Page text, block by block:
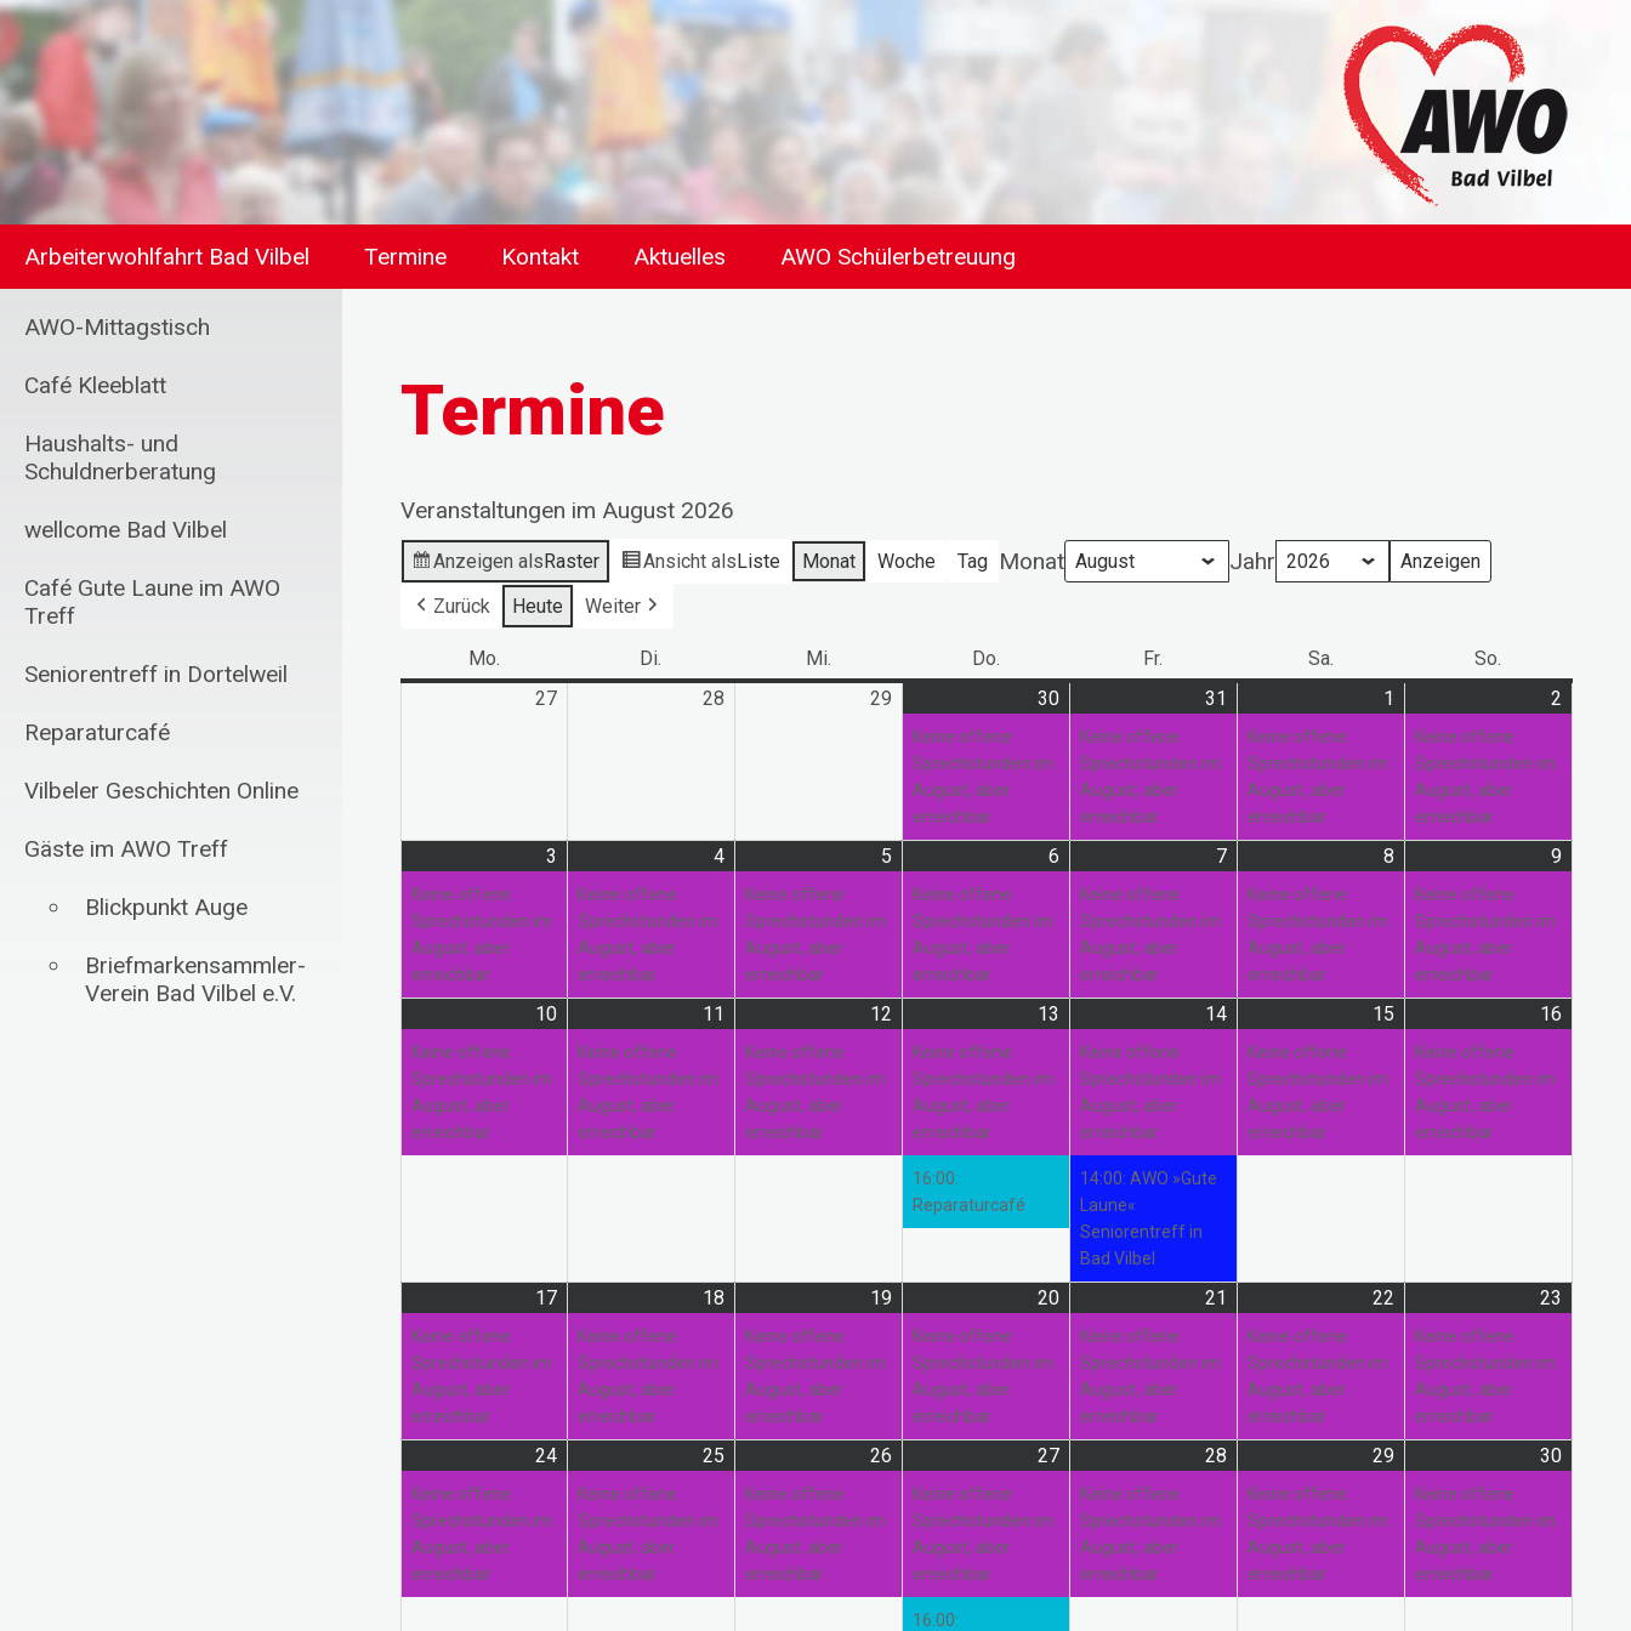
Arbeiterwohlfahrt Bad Vilbel Termine Kontakt Aktuelles AWO Schülerbetreuung
AWO-Mittagstisch
Café Kleeblatt
Haushalts- und
Schuldnerberatung
wellcome Bad Vilbel
Café Gute Laune im AWO
Treff
Seniorentreff in Dortelweil
Reparaturcafé
Vilbeler Geschichten Online
Gäste im AWO Treff
Blickpunkt Auge
Briefmarkensammler-
Verein Bad Vilbel e.V.
Termine
Veranstaltungen im August 2026
Anzeigen alsRaster Ansicht alsListe Monat Woche Tag Monat Jahr
Zurück Heute Weiter
Mo. Di. Mi. Do. Fr. Sa. So.
27
28 29
Juli
2026
30
Juli
2026
Veranstaltung)
Keine offene
Sprechstunden im
August, aber
erreichbar
31
Juli
2026
Veranstaltung)
Keine offene
Sprechstunden im
August, aber
erreichbar
1
August
2026
Veranstaltung)
Keine offene
Sprechstunden im
August, aber
erreichbar
2
Keine offene
Sprechstunden im
August, aber
erreichbar
3
August
2026
Veranstaltung)
Keine offene
Sprechstunden im
August, aber
erreichbar
4
August
2026
Veranstaltung)
Keine offene
Sprechstunden im
August, aber
erreichbar
5
August
2026
Veranstaltung)
Keine offene
Sprechstunden im
August, aber
erreichbar
6
August
2026
Veranstaltung)
Keine offene
Sprechstunden im
August, aber
erreichbar
7
August
2026
Veranstaltung)
Keine offene
Sprechstunden im
August, aber
erreichbar
8
August
2026
Veranstaltung)
Keine offene
Sprechstunden im
August, aber
erreichbar
9
Keine offene
Sprechstunden im
August, aber
erreichbar
10
August
2026
Veranstaltung)
Keine offene
Sprechstunden im
August, aber
erreichbar
11
August
2026
Veranstaltung)
Keine offene
Sprechstunden im
August, aber
erreichbar
12
August
2026
Veranstaltung)
Keine offene
Sprechstunden im
August, aber
erreichbar
13
August
2026
Veranstaltungen)
Keine offene
Sprechstunden im
August, aber
erreichbar
16:00:
Reparaturcafé
14
August
2026
Veranstaltungen)
Keine offene
Sprechstunden im
August, aber
erreichbar
14:00: AWO »Gute
Laune«
Seniorentreff in
Bad Vilbel
15
August
2026
Veranstaltung)
Keine offene
Sprechstunden im
August, aber
erreichbar
16
Keine offene
Sprechstunden im
August, aber
erreichbar
17
August
2026
Veranstaltung)
Keine offene
Sprechstunden im
August, aber
erreichbar
18
August
2026
Veranstaltung)
Keine offene
Sprechstunden im
August, aber
erreichbar
19
August
2026
Veranstaltung)
Keine offene
Sprechstunden im
August, aber
erreichbar
20
August
2026
Veranstaltung)
Keine offene
Sprechstunden im
August, aber
erreichbar
21
August
2026
Veranstaltung)
Keine offene
Sprechstunden im
August, aber
erreichbar
22
August
2026
Veranstaltung)
Keine offene
Sprechstunden im
August, aber
erreichbar
23
Keine offene
Sprechstunden im
August, aber
erreichbar
24
August
2026
Veranstaltung)
Keine offene
Sprechstunden im
August, aber
erreichbar
25
August
2026
Veranstaltung)
Keine offene
Sprechstunden im
August, aber
erreichbar
26
August
2026
Veranstaltung)
Keine offene
Sprechstunden im
August, aber
erreichbar
27
August
2026
Veranstaltungen)
Keine offene
Sprechstunden im
August, aber
erreichbar
16:00:
28
August
2026
Veranstaltung)
Keine offene
Sprechstunden im
August, aber
erreichbar
29
August
2026
Veranstaltung)
Keine offene
Sprechstunden im
August, aber
erreichbar
30
Keine offene
Sprechstunden im
August, aber
erreichbar